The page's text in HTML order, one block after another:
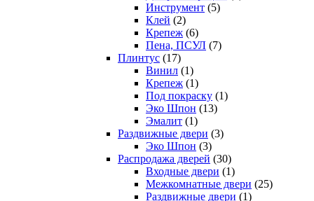
Инструмент (5)
Клей (2)
Крепеж (6)
Пена, ПСУЛ (7)
Плинтус (17)
Винил (1)
Крепеж (1)
Под покраску (1)
Эко Шпон (13)
Эмалит (1)
Раздвижные двери (3)
Эко Шпон (3)
Распродажа дверей (30)
Входные двери (1)
Межкомнатные двери (25)
Раздвижные двери (1)